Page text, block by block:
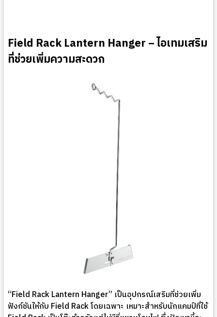
Field Rack Lantern Hanger – ไอเทมเสริม
ที่ช่วยเพิ่มความสะดวก
“Field Rack Lantern Hanger” เป็นอุปกรณ์เสริมที่ช่วยเพิ่ม
ฟังก์ชันให้กับ Field Rack โดยเฉพาะ เหมาะสำหรับนักแคมป์ที่ใช้